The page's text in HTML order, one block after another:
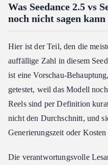
Was Seedance 2.5 vs
noch nicht sagen kann
Hier ist der Teil, den die
auffällige Zahl in diesem
ist eine Vorschau-
getestet, weil das Modell
Reels sind per Definition
nicht den Durchschnitt, und
Generierungszeit oder Kosten
Die verantwortungsvolle